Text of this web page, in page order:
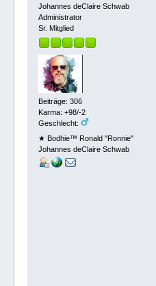
Johannes deClaire Schwab
Administrator
Sr. Mitglied
Beiträge: 306
Karma: +98/-2
Geschlecht:
★ Bodhie™ Ronald "Ronnie"
Johannes deClaire Schwab